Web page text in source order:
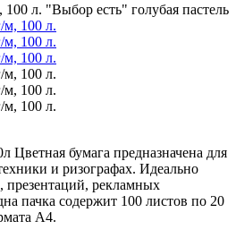
л. "Выбор есть" голубая пастель
Цветная бумага предназначена для
и ризографах. Идеально
презентаций, рекламных
пачка содержит 100 листов по 20
А4.